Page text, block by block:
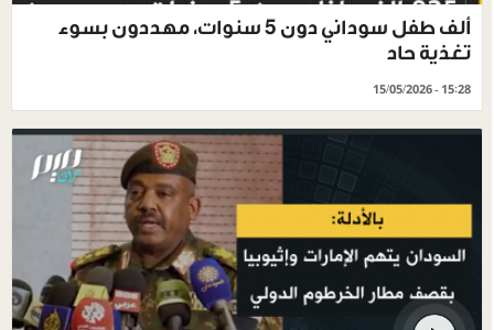
ألف طفل سوداني دون 5 سنوات، مهددون بسوء
تغذية حاد
15/05/2026 - 15:28